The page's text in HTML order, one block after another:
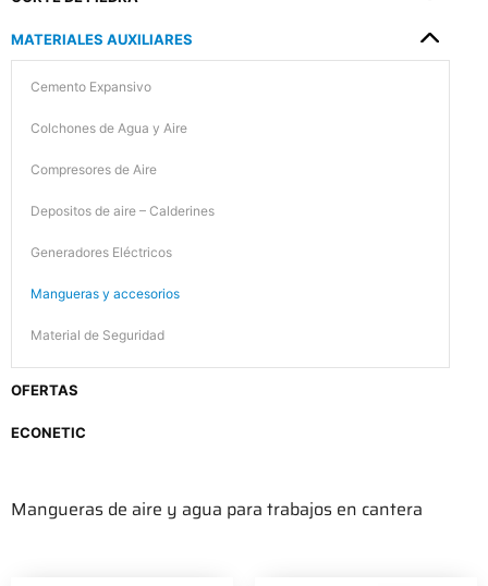
MATERIALES AUXILIARES
Cemento Expansivo
Colchones de Agua y Aire
Compresores de Aire
Depositos de aire – Calderines
Generadores Eléctricos
Mangueras y accesorios
Material de Seguridad
OFERTAS
ECONETIC
Mangueras de aire y agua para trabajos en cantera